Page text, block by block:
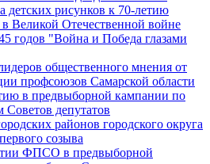
детских рисунков к 70-летию
Великой Отечественной войне
годов "Война и Победа глазами
общественного мнения от
профсоюзов Самарской области
в предвыборной кампании по
Советов депутатов
районов городского округа
созыва
ФПСО в предвыборной